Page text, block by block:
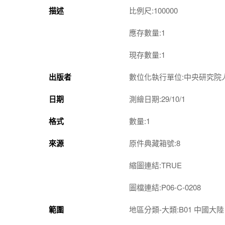
描述 比例尺:100000
應存數量:1
現存數量:1
出版者 數位化執行單位:中央研究
日期 測繪日期:29/10/1
格式 數量:1
來源 原件典藏箱號:8
縮圖連結:TRUE
圖檔連結:P06-C-0208
範圍 地區分類-大類:B01 中國大陸